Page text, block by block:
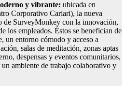
y vibrante: ubicada en
Corporativo Cariari), la nueva
de SurveyMonkey con la innovación,
los empleados. Éstos se benefician de
un entorno cómodo y acceso a
salas de meditación, zonas aptas
despensas y eventos comunitarios,
ambiente de trabajo colaborativo y